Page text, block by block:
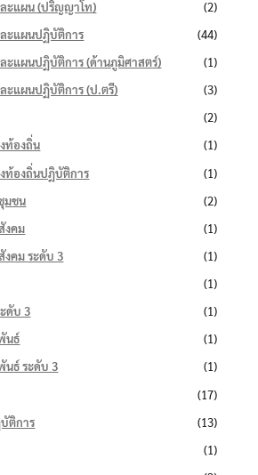
ะแผน (ปริญญาโท)
(2)
ะแผนปฏิบัติการ
(44)
ะแผนปฏิบัติการ (ด้านภูมิศาสตร์)
(1)
ะแผนปฏิบัติการ (ป.ตรี)
(3)
(2)
ท้องถิ่น
(1)
ท้องถิ่นปฏิบัติการ
(1)
มชน
(2)
งคม
(1)
งคม ระดับ 3
(1)
(1)
ดับ 3
(1)
นธ์
(1)
นธ์ ระดับ 3
(1)
(17)
ติการ
(13)
(1)